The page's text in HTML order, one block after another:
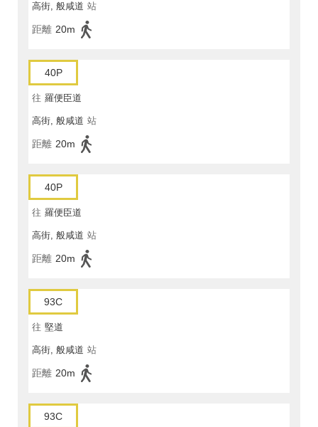
高街, 般咸道 站
距離 20m
40P
往 羅便臣道
高街, 般咸道 站
距離 20m
40P
往 羅便臣道
高街, 般咸道 站
距離 20m
93C
往 堅道
高街, 般咸道 站
距離 20m
93C